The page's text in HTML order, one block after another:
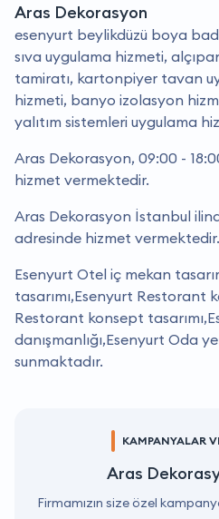
Aras Dekorasyon
esenyurt beylikdüzü boya
sıva uygulama hizmeti,
tamiratı, kartonpiyer tavan
hizmeti, banyo izolasyon
yalıtım sistemleri uygulama
Aras Dekorasyon, 09:00 -
hizmet vermektedir.
Aras Dekorasyon İstanbul
adresinde hizmet vermektedir.
Esenyurt Otel iç mekan
tasarımı,Esenyurt Restorant
Restorant konsept
danışmanlığı,Esenyurt Oda
sunmaktadır.
KAMPANYALAR
Aras
Firmamızın size özel